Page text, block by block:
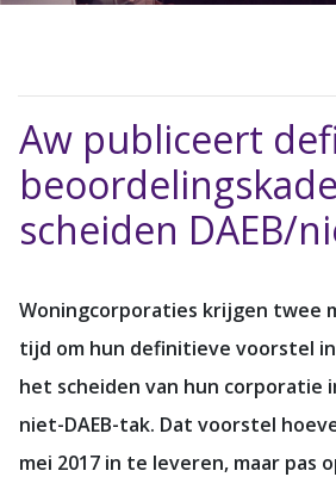
Aw publiceert
scheiden DAEB/
Woningcorporaties krijgen twee
tijd om hun definitieve voorstel
het scheiden van hun corporatie
niet-DAEB-tak. Dat voorstel
mei 2017 in te leveren, maar pas